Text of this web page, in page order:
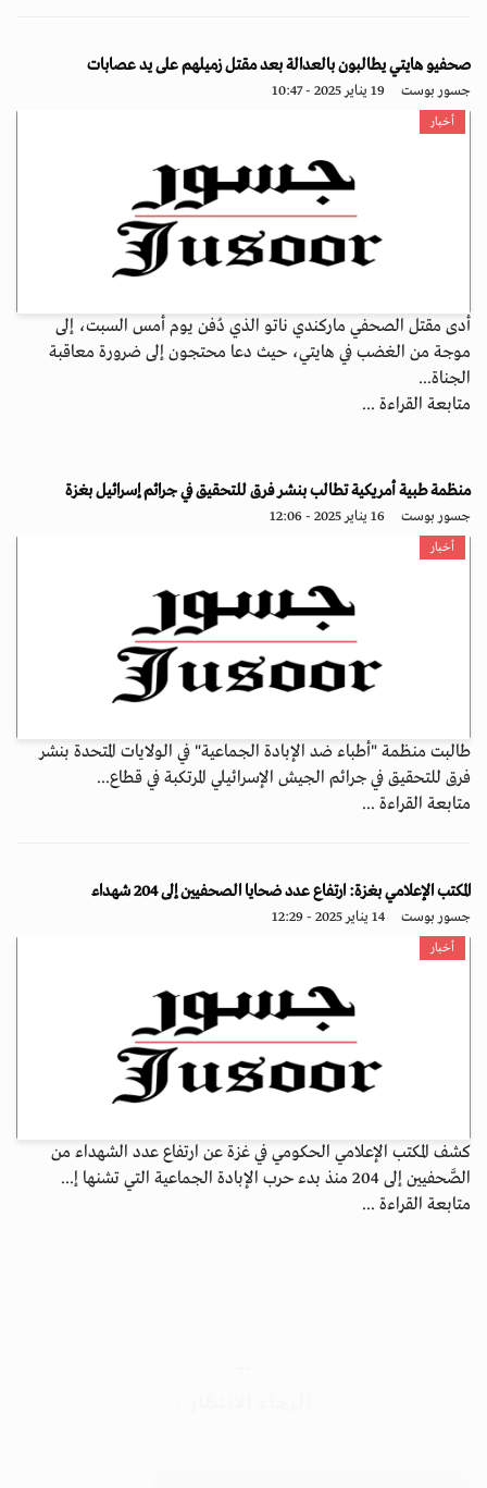
صحفيو هايتي يطالبون بالعدالة بعد مقتل زميلهم على يد عصابات
جسور بوست 19 يناير 2025 - 10:47
أخبار
أدى مقتل الصحفي ماركندي ناتو الذي دُفن يوم أمس السبت، إلى
موجة من الغضب في هايتي، حيث دعا محتجون إلى ضرورة معاقبة
الجناة...
متابعة القراءة ...
منظمة طبية أمريكية تطالب بنشر فرق للتحقيق في جرائم إسرائيل بغزة
جسور بوست 16 يناير 2025 - 12:06
أخبار
طالبت منظمة "أطباء ضد الإبادة الجماعية" في الولايات المتحدة بنشر
فرق للتحقيق في جرائم الجيش الإسرائيلي المرتكبة في قطاع...
متابعة القراءة ...
المكتب الإعلامي بغزة: ارتفاع عدد ضحايا الصحفيين إلى 204 شهداء
جسور بوست 14 يناير 2025 - 12:29
أخبار
كشف المكتب الإعلامي الحكومي في غزة عن ارتفاع عدد الشهداء من
الصَّحفيين إلى 204 منذ بدء حرب الإبادة الجماعية التي تشنها إ...
متابعة القراءة ...